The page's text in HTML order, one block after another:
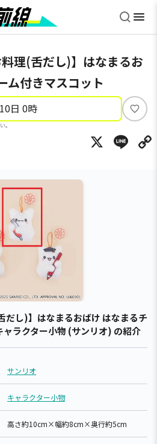
料理(舌だし)】はなまるお
ム付きマスコット
日 0時
。
い
ね
X
だし)】はなまるおばけ はなまるチ
ラクター小物 (サンリオ) の紹介
サンリオ
キャラクター小物
高さ約10cm×幅約8cm×奥行約5cm